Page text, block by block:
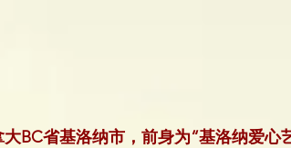
BC省基洛纳市，前身为“基洛纳爱